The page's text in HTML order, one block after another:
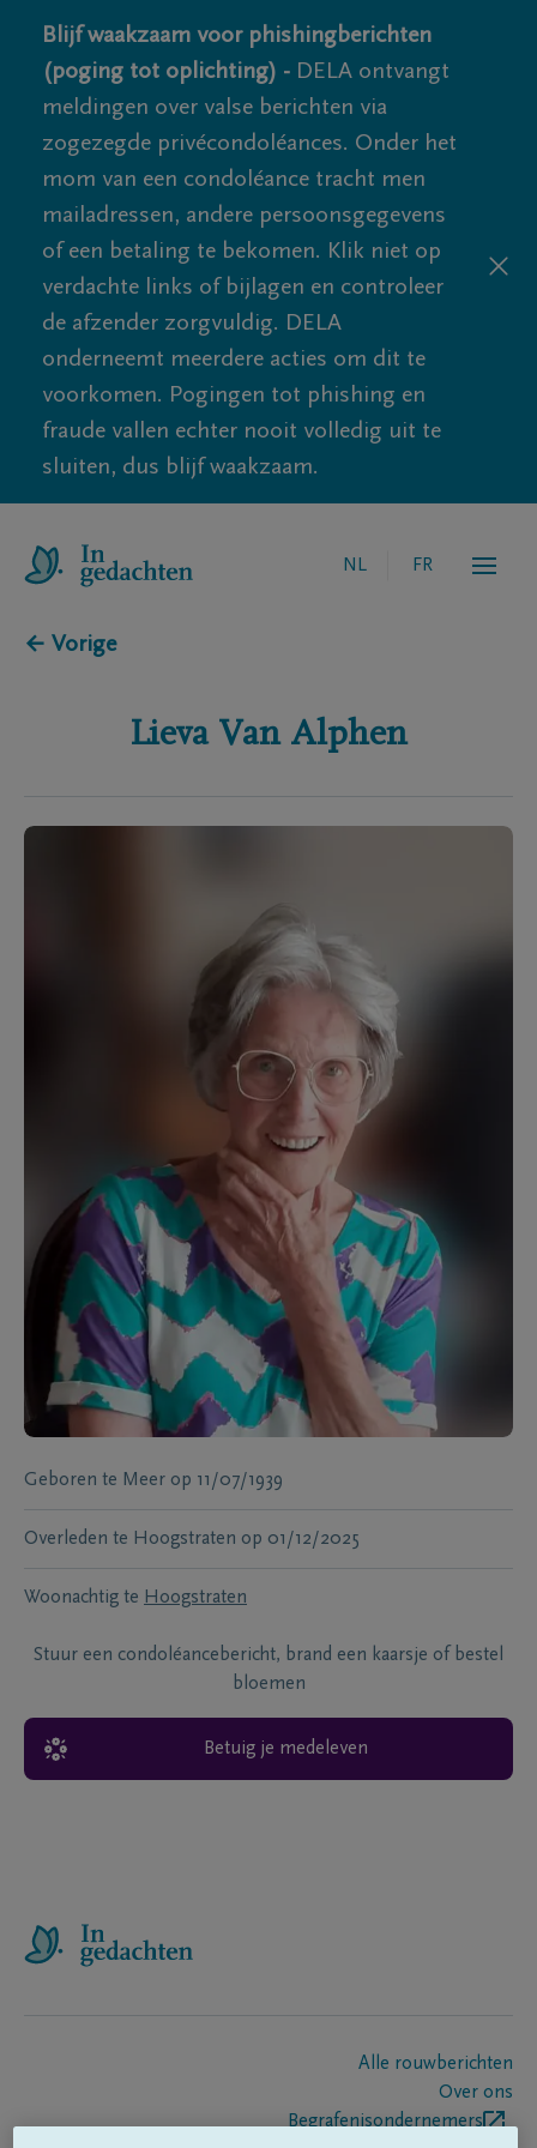
Blijf waakzaam voor phishingberichten
(poging tot oplichting) - DELA ontvangt
meldingen over valse berichten via
zogezegde privécondoléances. Onder het
mom van een condoléance tracht men
mailadressen, andere persoonsgegevens
of een betaling te bekomen. Klik niet op
verdachte links of bijlagen en controleer
de afzender zorgvuldig. DELA
onderneemt meerdere acties om dit te
voorkomen. Pogingen tot phishing en
fraude vallen echter nooit volledig uit te
sluiten, dus blijf waakzaam.
NL FR
← Vorige
Lieva Van Alphen
Geboren te Meer op 11/07/1939
Overleden te Hoogstraten op 01/12/2025
Woonachtig te Hoogstraten
Stuur een condoléancebericht, brand een kaarsje of bestel
bloemen
Betuig je medeleven
Alle rouwberichten
Over ons
Begrafenisondernemers